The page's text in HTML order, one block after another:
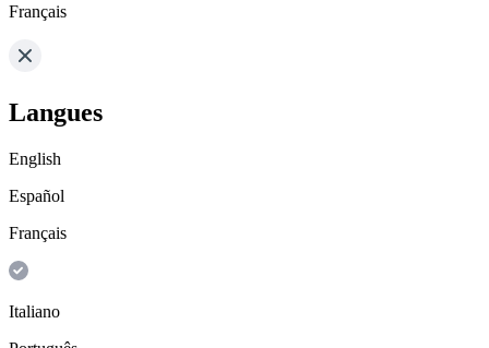
Français
Langues
English
Español
Français
Italiano